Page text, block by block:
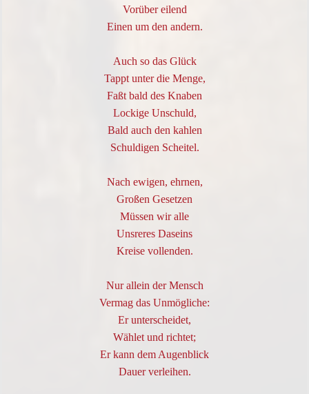
Vorüber eilend
Einen um den andern.
Auch so das Glück
Tappt unter die Menge,
Faßt bald des Knaben
Lockige Unschuld,
Bald auch den kahlen
Schuldigen Scheitel.
Nach ewigen, ehrnen,
Großen Gesetzen
Müssen wir alle
Unsreres Daseins
Kreise vollenden.
Nur allein der Mensch
Vermag das Unmögliche:
Er unterscheidet,
Wählet und richtet;
Er kann dem Augenblick
Dauer verleihen.